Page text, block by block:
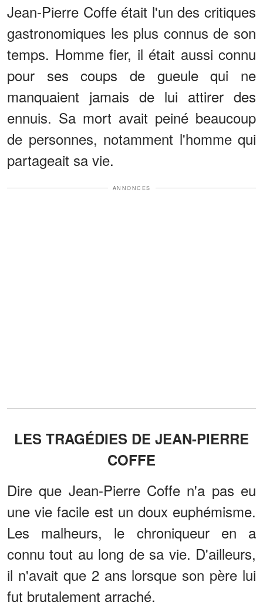
Jean-Pierre Coffe était l'un des critiques
gastronomiques les plus connus de son
temps. Homme fier, il était aussi connu
pour ses coups de gueule qui ne
manquaient jamais de lui attirer des
ennuis. Sa mort avait peiné beaucoup
de personnes, notamment l'homme qui
partageait sa vie.
ANNONCES
LES TRAGÉDIES DE JEAN-PIERRE
COFFE
Dire que Jean-Pierre Coffe n'a pas eu
une vie facile est un doux euphémisme.
Les malheurs, le chroniqueur en a
connu tout au long de sa vie. D'ailleurs,
il n'avait que 2 ans lorsque son père lui
fut brutalement arraché.